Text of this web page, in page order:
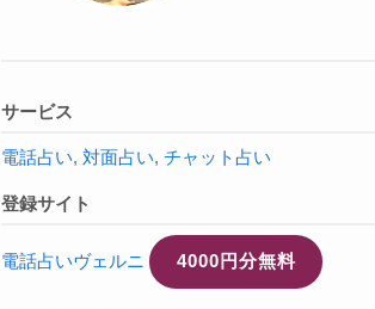
サービス
電話占い, 対面占い, チャット占い
登録サイト
電話占いヴェルニ 4000円分無料